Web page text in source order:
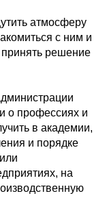
атмосферу
с ним и
решение
о профессиях и
в академии,
и порядке
на